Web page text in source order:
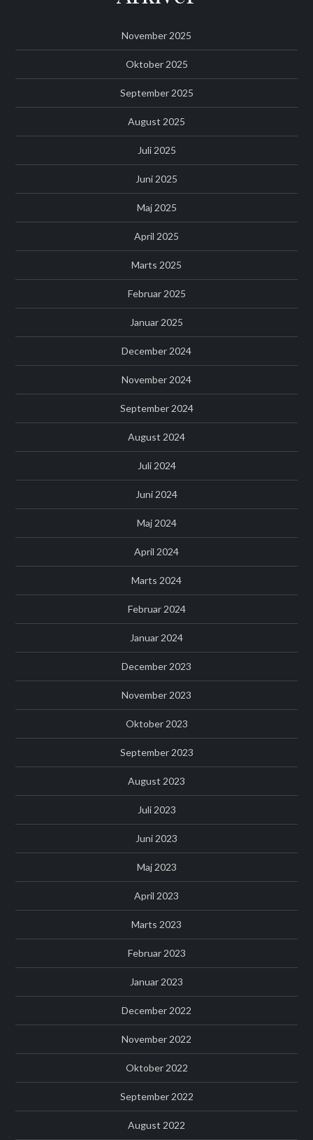
November 2025
Oktober 2025
September 2025
August 2025
Juli 2025
Juni 2025
Maj 2025
April 2025
Marts 2025
Februar 2025
Januar 2025
December 2024
November 2024
September 2024
August 2024
Juli 2024
Juni 2024
Maj 2024
April 2024
Marts 2024
Februar 2024
Januar 2024
December 2023
November 2023
Oktober 2023
September 2023
August 2023
Juli 2023
Juni 2023
Maj 2023
April 2023
Marts 2023
Februar 2023
Januar 2023
December 2022
November 2022
Oktober 2022
September 2022
August 2022